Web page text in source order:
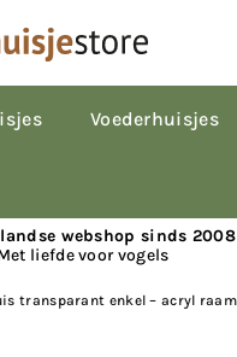
Voederhuisjes
webshop sinds 2008
liefde voor vogels
transparant enkel – acryl